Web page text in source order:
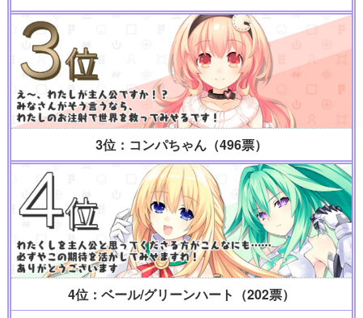
3位：コンパちゃん（496票）
4位：ベール/グリーンハート（202票）